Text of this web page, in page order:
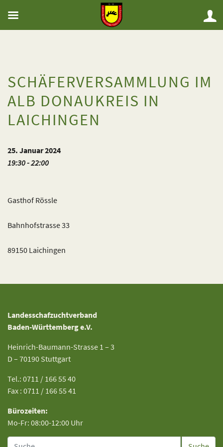
SCHÄFERVERSAMMLUNG IM
ALB DONAUKREIS IN
LAICHINGEN
25. Januar 2024
19:30 - 22:00
Gasthof Rössle
Bahnhofstrasse 33
89150 Laichingen
Landesschafzuchtverband
Baden-Württemberg e.V.
Heinrich-Baumann-Strasse 1 – 3
D – 70190 Stuttgart
Tel.: 0711 / 166 55 40
Fax : 0711 / 166 55 41
Bürozeiten:
Mo-Fr: 08:00-12:00 Uhr
Suche